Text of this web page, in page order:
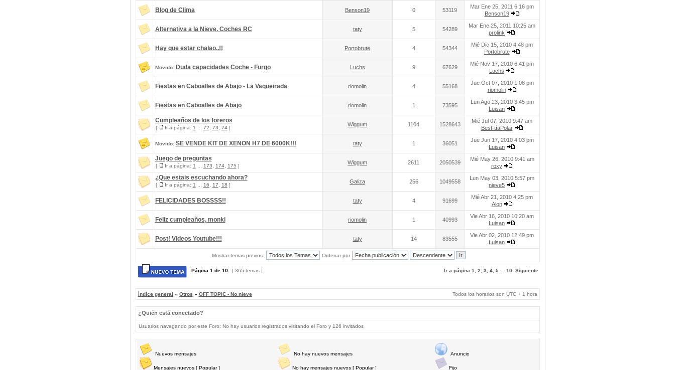
Blog de Clima Benson19 0 53119
Mar Ene 25, 2011 6:16 pm
Benson19
Alternativa a la Nieve. Coches RC taty 5 54289
Mar Ene 25, 2011 10:25 am
prolink
Hay que estar chalao..!! Portobrute 4 54344
Mié Dic 15, 2010 4:48 pm
Portobrute
Movido: Duda capacidades Coche - Furgo Luchs 9 67629
Mié Nov 17, 2010 6:41 pm
Luchs
Fiestas en Caboalles de Abajo - La Vaqueirada riomolin 4 55168
Jue Oct 07, 2010 1:08 pm
riomolin
Fiestas en Caboalles de Abajo riomolin 1 73595
Lun Ago 23, 2010 3:45 pm
Luisan
Cumpleaños de los foreros
[ Ir a página: 1 72 73 74]
Wiggum 1104 1528643
Mié Jul 07, 2010 9:47 am
Best-tíaPolar
Movido: SE VENDE KIT DE XENON H7 DE 6000K!!! taty 1 36051
Jue Jun 17, 2010 4:03 pm
Luisan
Juego de preguntas
[ Ir a página: 1 173 174, 175 ]
Wiggum 2611 2050539
Mié May 26, 2010 9:41 am
roxy
¿Que estais escuchando ahora?
[ Ir a página: 1 16 17 18 ]
Galiza 256 1049558
Lun May 03, 2010 5:57 pm
nieve5
FELICIDADES BOSSSS!! taty 4 91699
Mié Abr 21, 2010 4:25 pm
Alon
Feliz cumpleaños, monki riomolin 1 40993
Vie Abr 16, 2010 10:20 am
Luisan
Post! Videos Youtube!!! taty 14 83555
Vie Abr 02, 2010 12:49 pm
Luisan
Mostrar temas previos: Ordenar por
Página 1 de 10 [ 365 temas ] Ir a página 1 2 3 4, 5... 10 Siguiente
Índice general » Otros » OFF TOPIC - No nieve Todos los horarios son UTC + 1 hora
¿Quién está conectado?
Usuarios navegando por este Foro: No hay usuarios registrados visitando el Foro y 126 invitados
Nuevos mensajes
Mensajes nuevos [ Popular ]
No hay nuevos mensajes
No hay mensajes nuevos [ Popular ]
Anuncio
Fijo